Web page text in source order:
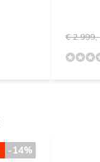
€ 2.999,-
-14%